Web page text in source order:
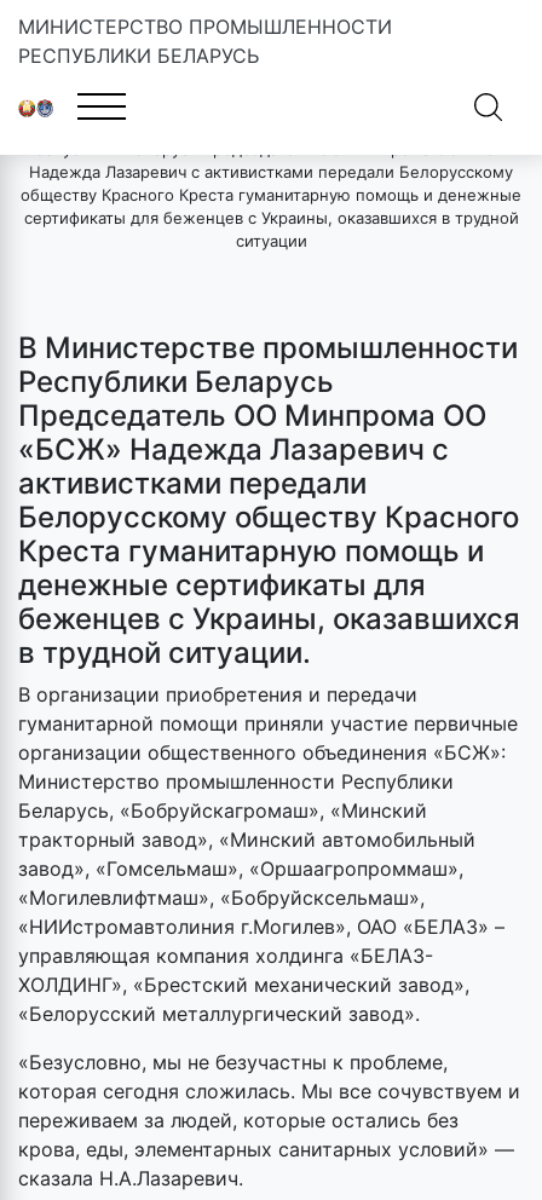
МИНИСТЕРСТВО ПРОМЫШЛЕННОСТИ
РЕСПУБЛИКИ БЕЛАРУСЬ
Главная»
Надежда Лазаревич с активистками передали Белорусскому
обществу Красного Креста гуманитарную помощь и денежные
сертификаты для беженцев с Украины, оказавшихся в трудной
ситуации
В Министерстве промышленности
Республики Беларусь
Председатель ОО Минпрома ОО
«БСЖ» Надежда Лазаревич с
активистками передали
Белорусскому обществу Красного
Креста гуманитарную помощь и
денежные сертификаты для
беженцев с Украины, оказавшихся
в трудной ситуации.
В организации приобретения и передачи
гуманитарной помощи приняли участие первичные
организации общественного объединения «БСЖ»:
Министерство промышленности Республики
Беларусь, «Бобруйскагромаш», «Минский
тракторный завод», «Минский автомобильный
завод», «Гомсельмаш», «Оршаагропроммаш»,
«Могилевлифтмаш», «Бобруйсксельмаш»,
«НИИстромавтолиния г.Могилев», ОАО «БЕЛАЗ» –
управляющая компания холдинга «БЕЛАЗ-
ХОЛДИНГ», «Брестский механический завод»,
«Белорусский металлургический завод».
«Безусловно, мы не безучастны к проблеме,
которая сегодня сложилась. Мы все сочувствуем и
переживаем за людей, которые остались без
крова, еды, элементарных санитарных условий» —
сказала Н.А.Лазаревич.